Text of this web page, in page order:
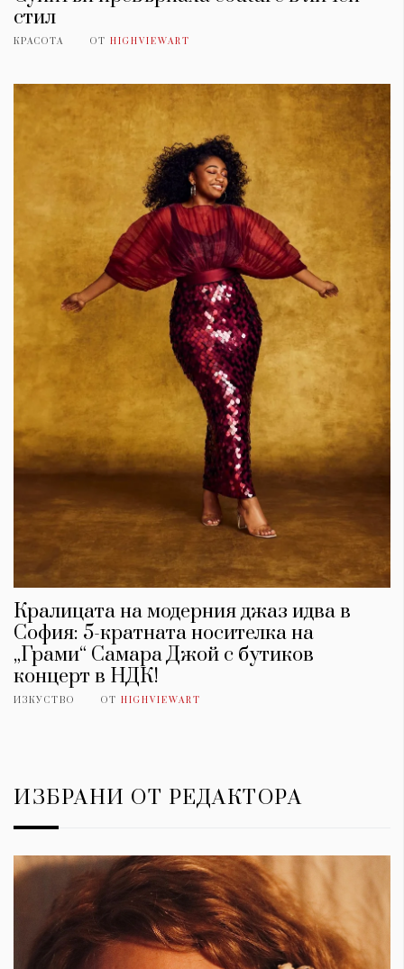
стил
КРАСОТА ОТ HIGHVIEWART
Кралицата на модерния джаз идва в
София: 5-кратната носителка на
„Грами“ Самара Джой с бутиков
концерт в НДК!
ИЗКУСТВО ОТ HIGHVIEWART
ИЗБРАНИ ОТ РЕДАКТОРА